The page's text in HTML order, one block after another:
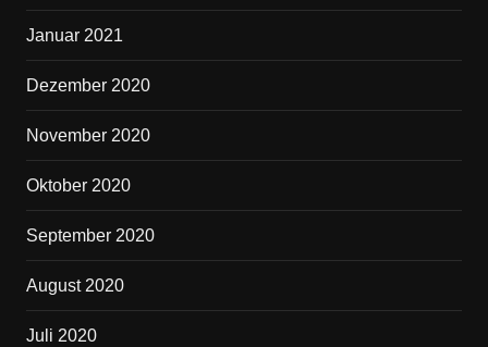
Januar 2021
Dezember 2020
November 2020
Oktober 2020
September 2020
August 2020
Juli 2020